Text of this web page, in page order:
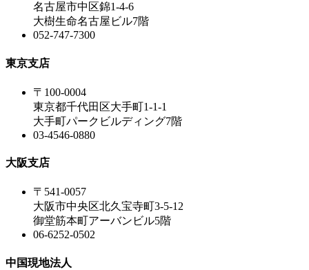
名古屋市中区錦1-4-6
大樹生命名古屋ビル7階
052-747-7300
東京支店
〒100-0004
東京都千代田区大手町1-1-1
大手町パークビルディング7階
03-4546-0880
大阪支店
〒541-0057
大阪市中央区北久宝寺町3-5-12
御堂筋本町アーバンビル5階
06-6252-0502
中国現地法人